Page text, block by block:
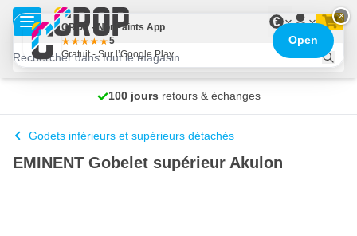
Aller au contenu
€
expédié demain
Livraison gratuite
100 jours retours & échanges
Godets inférieurs et supérieurs détachés
EMINENT Gobelet supérieur Akulon
×
CROP - NonPaints App
5
Gratuit - Sur l’Google Play
Open